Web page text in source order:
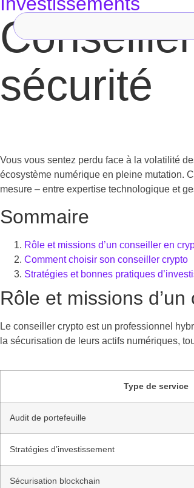
sécurité
Vous vous sentez perdu face à la volatilité
écosystème numérique en pleine mutation.
mesure – entre expertise technologique et
Sommaire
Rôle et missions d’un conseiller en
Comment choisir son conseiller crypto
Stratégies et bonnes pratiques
Rôle et missions
Le conseiller crypto est un professionnel
la sécurisation de leurs actifs numériques,
Type de service
Audit de portefeuille
Stratégies d’investissement
Sécurisation blockchain